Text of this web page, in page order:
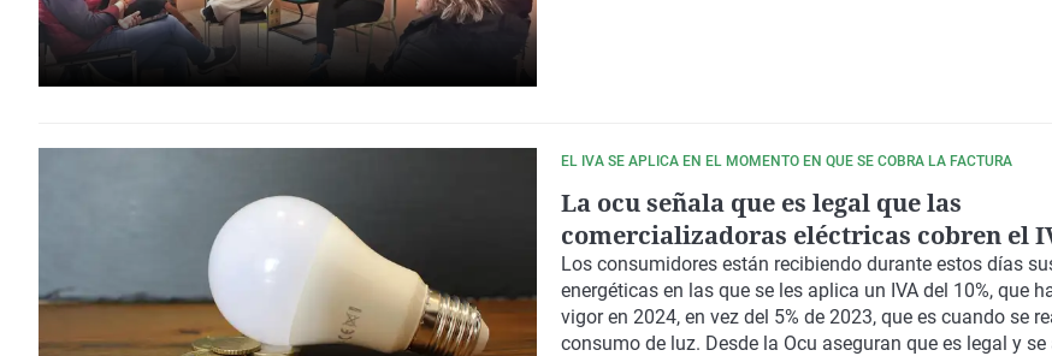
EL IVA SE APLICA EN EL MOMENTO EN QUE SE COBRA LA FACTURA
La ocu señala que es legal que las
comercializadoras eléctricas cobren el
en enero de 2024 cuando el consumo se
diciembre de 2023
Los consumidores están recibiendo durante estos días
energéticas en las que se les aplica un IVA del 10%, que
vigor en 2024, en vez del 5% de 2023, que es cuando se
consumo de luz. Desde la Ocu aseguran que es legal y se